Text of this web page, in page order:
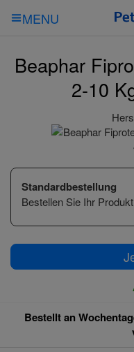
MENU
Beaphar
2-10
Standardbestellung
Bestellen Sie Ihr
Bestellt an